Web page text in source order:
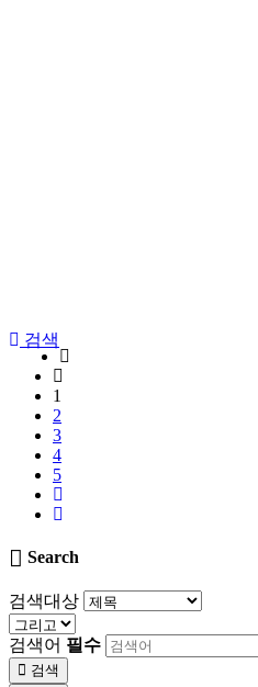
검색
1
2
3
4
5
Search
검색대상
검색어 필수
검색